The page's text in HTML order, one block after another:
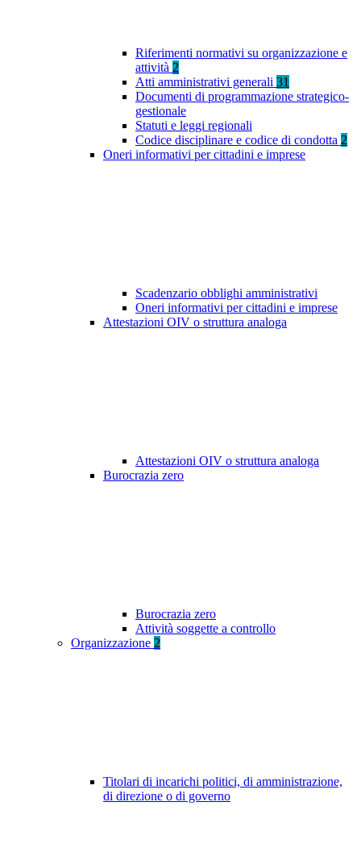
Riferimenti normativi su organizzazione e
attività 2
Atti amministrativi generali 31
Documenti di programmazione strategico-
gestionale
Statuti e leggi regionali
Codice disciplinare e codice di condotta 2
Oneri informativi per cittadini e imprese
Scadenzario obblighi amministrativi
Oneri informativi per cittadini e imprese
Attestazioni OIV o struttura analoga
Attestazioni OIV o struttura analoga
Burocrazia zero
Burocrazia zero
Attività soggette a controllo
Organizzazione 2
Titolari di incarichi politici, di amministrazione,
di direzione o di governo